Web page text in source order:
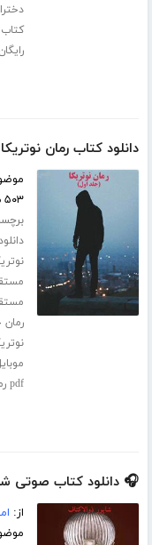
دانلود کتاب رمان
۵۰۳ صفحه
pdf رمان نوتریکا (جلد اول) کامل
🎧 دانلود کتاب صوتی
از: